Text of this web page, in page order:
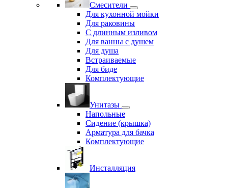
Смесители
Для кухонной мойки
Для раковины
С длинным изливом
Для ванны с душем
Для душа
Встраиваемые
Для биде
Комплектующие
Унитазы
Напольные
Сидение (крышка)
Арматура для бачка
Комплектующие
Инсталляция